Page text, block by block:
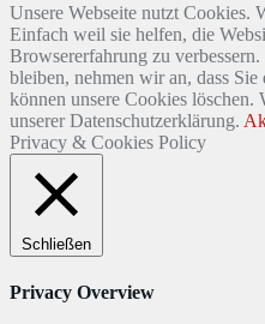
Unsere Webseite nutzt Cookies.
Einfach weil sie helfen, die
Browsererfahrung zu
bleiben, nehmen wir an, dass
können unsere Cookies löschen.
unserer Datenschutzerklärung.
Privacy & Cookies Policy
Schließen
Privacy Overview